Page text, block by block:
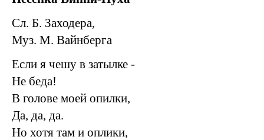
Сл. Б. Заходера,
Муз. М. Вайнберга
Если я чешу в затылке -
Не беда!
В голове моей опилки,
Да, да, да.
Но хотя там и оплики,